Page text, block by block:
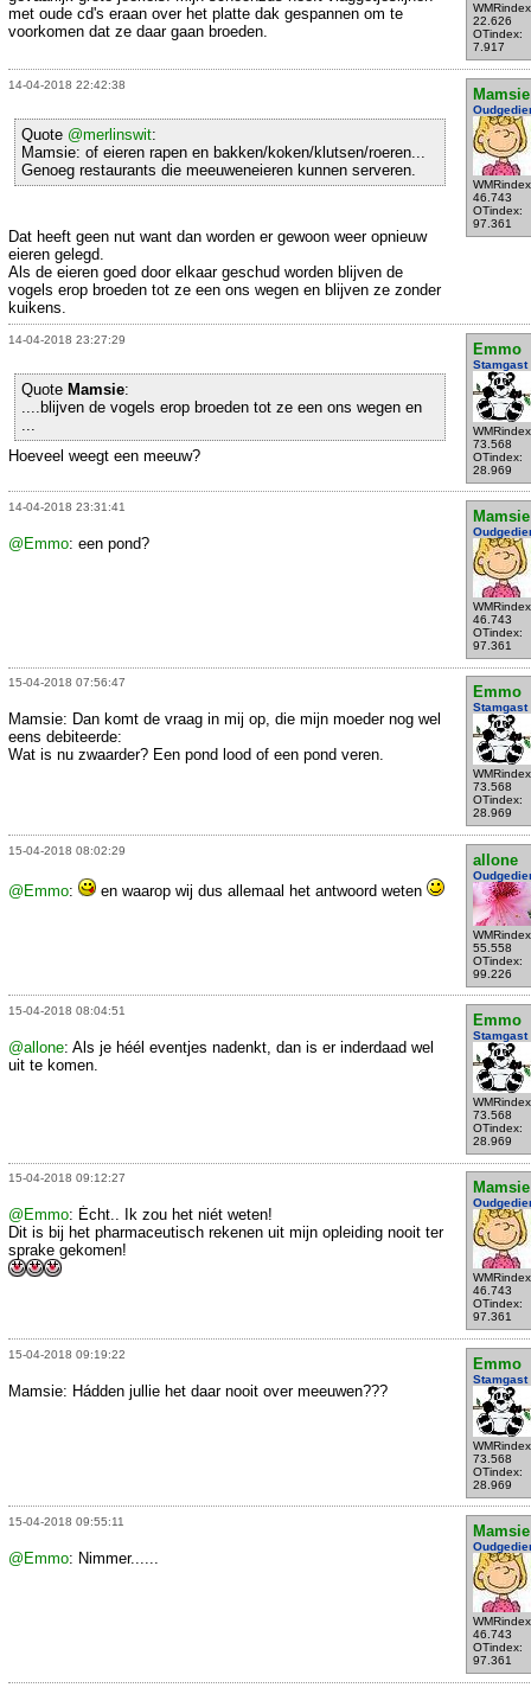
22.626
OTindex:
7.917
met oude cd's eraan over het platte dak gespannen om te
voorkomen dat ze daar gaan broeden.
14-04-2018 22:42:38
Mamsie
46.743
OTindex:
97.361
Quote @merlinswit:
Mamsie: of eieren rapen en bakken/koken/klutsen/roeren...
Genoeg restaurants die meeuweneieren kunnen serveren.
Dat heeft geen nut want dan worden er gewoon weer opnieuw
eieren gelegd.
Als de eieren goed door elkaar geschud worden blijven de
vogels erop broeden tot ze een ons wegen en blijven ze zonder
kuikens.
14-04-2018 23:27:29
Emmo
Stamgast
73.568
OTindex:
28.969
Quote Mamsie:
....blijven de vogels erop broeden tot ze een ons wegen en
Hoeveel weegt een meeuw?
14-04-2018 23:31:41
Mamsie
46.743
OTindex:
97.361
@Emmo: een pond?
15-04-2018 07:56:47
Emmo
Stamgast
73.568
OTindex:
28.969
Mamsie: Dan komt de vraag in mij op, die mijn moeder nog wel
eens debiteerde:
Wat is nu zwaarder? Een pond lood of een pond veren.
15-04-2018 08:02:29
allone
55.558
OTindex:
99.226
@Emmo: en waarop wij dus allemaal het antwoord weten
15-04-2018 08:04:51
Emmo
Stamgast
73.568
OTindex:
28.969
@allone: Als je héél eventjes nadenkt, dan is er inderdaad wel
uit te komen.
15-04-2018 09:12:27
Mamsie
46.743
OTindex:
97.361
@Emmo: Écht.. Ik zou het niét weten!
Dit is bij het pharmaceutisch rekenen uit mijn opleiding nooit ter
sprake gekomen!
15-04-2018 09:19:22
Emmo
Stamgast
73.568
OTindex:
28.969
Mamsie: Hádden jullie het daar nooit over meeuwen???
15-04-2018 09:55:11
Mamsie
46.743
OTindex:
97.361
@Emmo: Nimmer......